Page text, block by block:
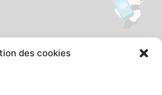
des cookies
panda, c'est là !